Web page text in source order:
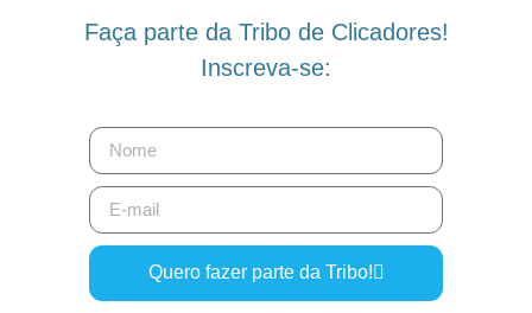
Faça parte da Tribo de Clicadores!
Inscreva-se:
Quero fazer parte da Tribo!